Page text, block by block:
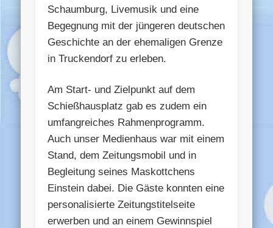
Schaumburg, Livemusik und eine
Begegnung mit der jüngeren deutschen
Geschichte an der ehemaligen Grenze
in Truckendorf zu erleben.
Am Start- und Zielpunkt auf dem
Schießhausplatz gab es zudem ein
umfangreiches Rahmenprogramm.
Auch unser Medienhaus war mit einem
Stand, dem Zeitungsmobil und in
Begleitung seines Maskottchens
Einstein dabei. Die Gäste konnten eine
personalisierte Zeitungstitelseite
erwerben und an einem Gewinnspiel